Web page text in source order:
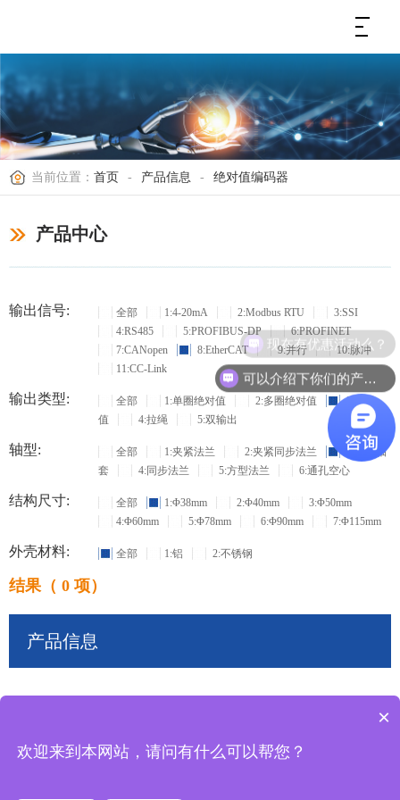
当前位置： 首页 - 产品信息 - 绝对值编码器
产品中心
输出信号: 全部 1:4-20mA 2:Modbus RTU
3:SSI
4:RS485
5:PROFIBUS-DP
6:PROFINET
7:CANopen
8:EtherCAT 9:并行
10:脉冲
11:CC-Link
输出类型: 全部 1:单圈绝对值 2:多圈绝对值
3:增量
值
4:拉绳 5:双输出
轴型: 全部 1:夹紧法兰 2:夹紧同步法兰
3:盲孔轴
套
4:同步法兰 5:方型法兰 6:通孔空心
结构尺寸: 全部 1:Φ38mm 2:Φ40mm
3:Φ50mm
4:Φ60mm
5:Φ78mm 6:Φ90mm 7:Φ115mm
外壳材料: 全部 1:铝 2:不锈钢
结果（ 0 项）
产品信息
可以介绍下你们的产品么？
现在有优惠活动么？
×
欢迎来到本网站，请问有什么可以帮您？